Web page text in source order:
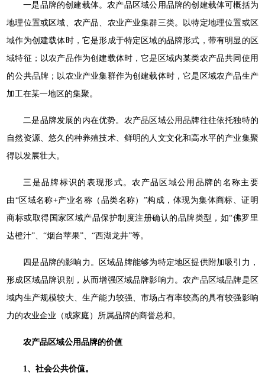
一是品牌的创建载体。农产品区域公用品牌的创建载体可概括为
地理位置或区域、农产品、农业产业集群三类。以特定地理位置或区
域作为创建载体时，它是形成于特定区域的品牌形式，带有明显的区
域特征；以农产品作为创建载体时，它是区域内某类农产品共同使用
的公共品牌；以农业产业集群作为创建载体时，它是区域农产品生产
加工在某一地区的集聚。
二是品牌发展的内在优势。农产品区域公用品牌往往依托独特的
自然资源、悠久的种养殖技术、鲜明的人文文化和高水平的产业集聚
得以发展壮大。
三是品牌标识的表现形式。农产品区域公用品牌的名称主要
由“区域名称+产业名称（品类名称）”构成，体现为集体商标、证明
商标或取得国家区域产品保护制度注册确认的品牌类型，如“佛罗里
达橙汁”、“烟台苹果”、“西湖龙井”等。
四是品牌的影响力。区域品牌能够为特定地区提供附加吸引力，
形成区域品牌识别，从而增强区域品牌影响力。农产品区域品牌是区
域内生产规模较大、生产能力较强、市场占有率较高的具有较强影响
力的农业企业（或家庭）所属品牌的商誉总和。
农产品区域公用品牌的价值
1、社会公共价值。